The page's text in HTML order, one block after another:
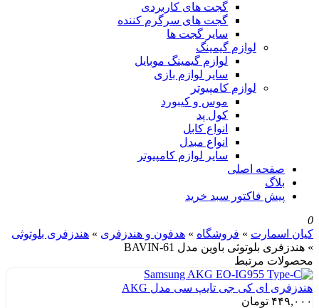
گجت های کاربردی
گجت های سرگرم کننده
سایر گجت ها
لوازم گیمینگ
لوازم گیمینگ موبایل
سایر لوازم بازی
لوازم کامپیوتر
موس و کیبورد
کول پد
انواع کابل
انواع مبدل
سایر لوازم کامپیوتر
صفحه اصلی
بلاگ
پیش فاکتور سبد خرید
0
کیان اسمارت » فروشگاه » هدفون و هندزفری » هندزفری بلوتوثی
» هندزفری بلوتوثی باوین مدل BAVIN-61
محصولات مرتبط
هندزفری ای کی جی تایپ سی مدل AKG
۴۴۹,۰۰۰ تومان